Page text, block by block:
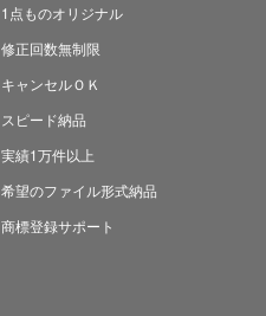
1点ものオリジナル
修正回数無制限
キャンセルＯＫ
スピード納品
実績1万件以上
希望のファイル形式納品
商標登録サポート